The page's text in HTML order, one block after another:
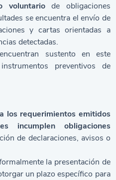
voluntariode obligaciones
se encuentra el envío de
y cartas orientadas a
detectadas.
sustento en este
preventivos de
los requerimientos emitidos
incumplen obligaciones
de declaraciones, avisos o
la presentación de
un plazo específico para